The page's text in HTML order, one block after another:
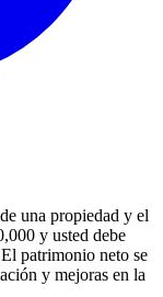
una propiedad y el
y usted debe
patrimonio neto se
y mejoras en la